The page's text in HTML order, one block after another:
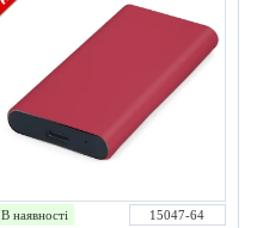
В наявності 15047-64